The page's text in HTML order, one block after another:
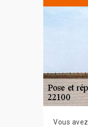
Vous